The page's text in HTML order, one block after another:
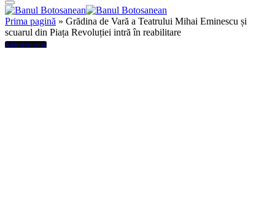
Prima pagină » Grădina de Vară a Teatrului Mihai Eminescu și
scuarul din Piața Revoluției intră în reabilitare
Administratie